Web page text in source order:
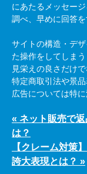
にあたるメッセー
調べ、早めに回答を
サイトの構造・デ
た操作をしてしまう
見栄えの良さだけ
特定商取引法や景
広告については特に
« ネット販売で
は？
【クレーム対策
誇大表現とは？ »